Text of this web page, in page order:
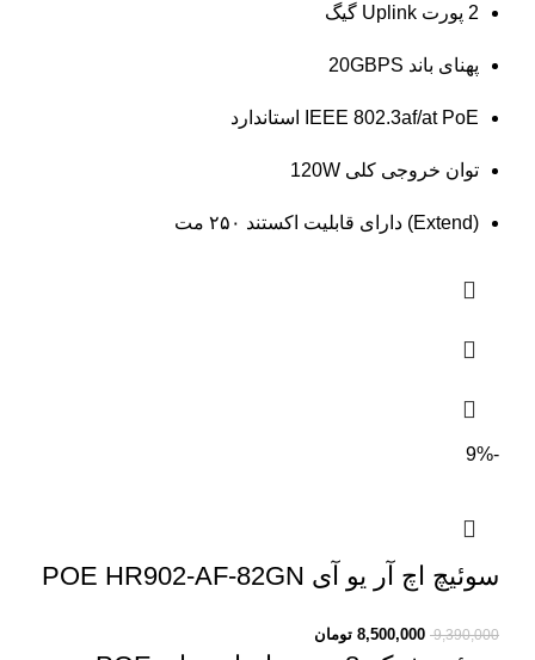
2 پورت Uplink گیگ
پهنای باند 20GBPS
IEEE 802.3af/at PoE استاندارد
توان خروجی کلی 120W
(Extend) دارای قابلیت اکستند ۲۵۰ مت
-9%
سوئیچ اچ آر یو آی POE HR902-AF-82GN
9,390,000
8,500,000 تومان